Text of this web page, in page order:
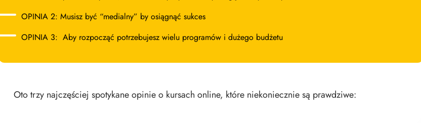
OPINIA 2: Musisz być “medialny” by osiągnąć sukces
OPINIA 3: Aby rozpocząć potrzebujesz wielu programów i dużego budżetu
Oto trzy najczęściej spotykane opinie o kursach online, które niekoniecznie są prawdziwe: